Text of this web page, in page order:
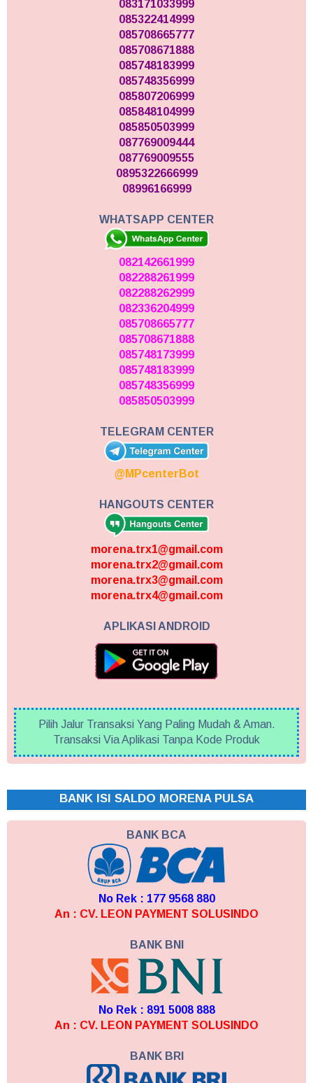
083171033999
085322414999
085708665777
085708671888
085748183999
085748356999
085807206999
085848104999
085850503999
087769009444
087769009555
0895322666999
08996166999
WHATSAPP CENTER
082142661999
082288261999
082288262999
082336204999
085708665777
085708671888
085748173999
085748183999
085748356999
085850503999
TELEGRAM CENTER
@MPcenterBot
HANGOUTS CENTER
morena.trx1@gmail.com
morena.trx2@gmail.com
morena.trx3@gmail.com
morena.trx4@gmail.com
APLIKASI ANDROID
Pilih Jalur Transaksi Yang Paling Mudah & Aman.
Transaksi Via Aplikasi Tanpa Kode Produk
BANK ISI SALDO MORENA PULSA
BANK BCA
No Rek : 177 9568 880
An : CV. LEON PAYMENT SOLUSINDO
BANK BNI
No Rek : 891 5008 888
An : CV. LEON PAYMENT SOLUSINDO
BANK BRI